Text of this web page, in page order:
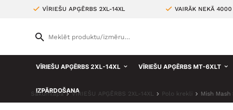
VĪRIEŠU APĢĒRBS 2XL-14XL VAIRĀK NEKĀ 4000
VĪRIEŠU APĢĒRBS 2XL-14XL VĪRIEŠU APĢĒRBS MT-6XLT
IZPĀRDOŠANA
Sākumlapa VĪRIEŠU APĢĒRBS 2XL-14XL Polo krekli Mish